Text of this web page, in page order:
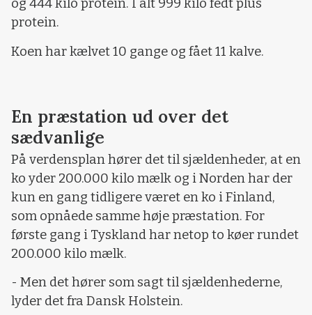
og 444 kilo protein. I alt 999 kilo fedt plus
protein.
Koen har kælvet 10 gange og fået 11 kalve.
En præstation ud over det
sædvanlige
På verdensplan hører det til sjældenheder, at en
ko yder 200.000 kilo mælk og i Norden har der
kun en gang tidligere været en ko i Finland,
som opnåede samme høje præstation. For
første gang i Tyskland har netop to køer rundet
200.000 kilo mælk.
- Men det hører som sagt til sjældenhederne,
lyder det fra Dansk Holstein.